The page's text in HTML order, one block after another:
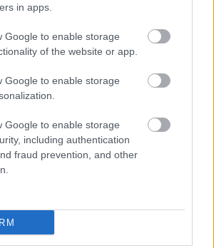
in apps.
Google to enable storage
of the website or app.
Google to enable storage
Google to enable storage
including authentication
fraud prevention, and other
ασφαλείας και χωρίς
σωστά τον φάκελο για να
άμεσα
ως ΕΠΟΠ με το Proson.gr
Αγγλικών σε